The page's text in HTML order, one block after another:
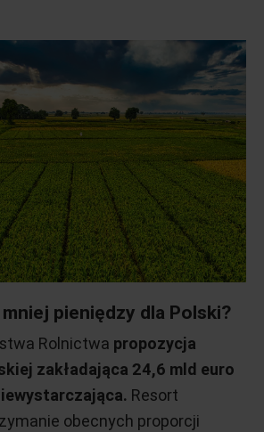
pieniędzy dla Polski?
Rolnictwa propozycja
zakładająca 24,6 mld euro
Resort
obecnych proporcji